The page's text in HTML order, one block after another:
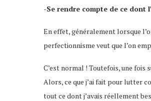
-Se rendre compte de ce dont
En effet, généralement lorsque
perfectionnisme veut que l’on
C’est normal ! Toutefois, une fois
Alors, ce que j’ai fait pour lutter
tout ce dont j’avais réellement